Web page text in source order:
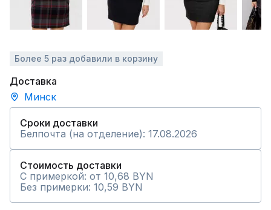
Более 5 раз добавили в корзину
Доставка
Минск
Сроки доставки
Белпочта (на отделение): 17.08.2026
Стоимость доставки
С примеркой: от 10,68 BYN
Без примерки: 10,59 BYN